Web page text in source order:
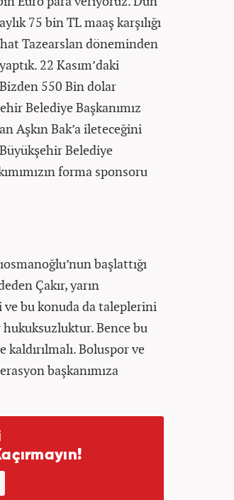
75 bin TL maaş karşılığı
Tazearslan döneminden
22 Kasım’daki
550 Bin dolar
Belediye Başkanımız
Aşkın Bak’a ileteceğini
Belediye
forma sponsoru
başlattığı
Çakır, yarın
ve bu konuda da taleplerini
hukuksuzluktur. Bence bu
Boluspor ve
başkanımıza